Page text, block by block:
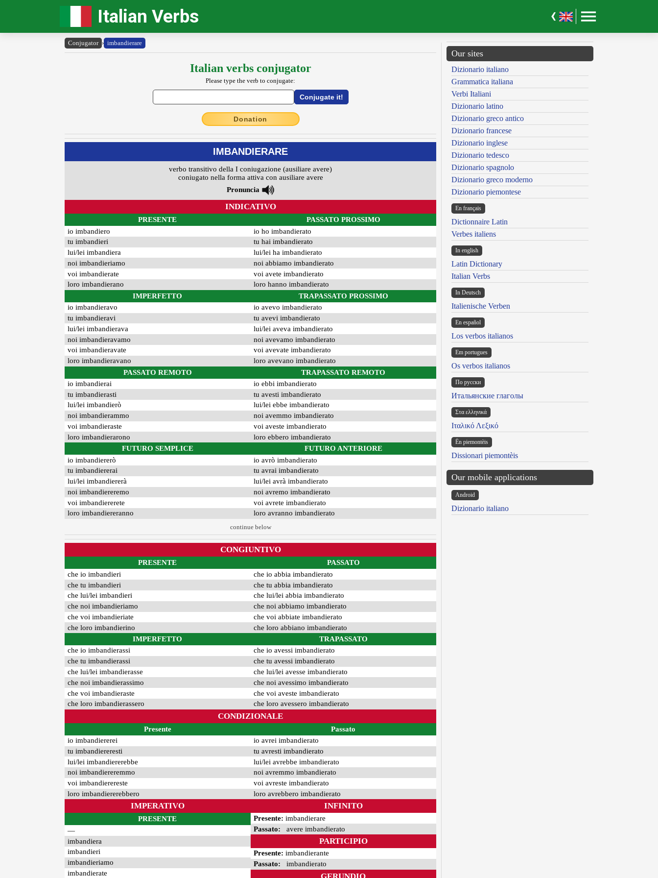
Italian Verbs
Conjugator › imbandierare
Italian verbs conjugator
Please type the verb to conjugate:
Donation
IMBANDIERARE
verbo transitivo della I coniugazione (ausiliare avere)
coniugato nella forma attiva con ausiliare avere
Pronuncia
INDICATIVO
PRESENTE
io imbandiero
tu imbandieri
lui/lei imbandiera
noi imbandieriamo
voi imbandierate
loro imbandierano
IMPERFETTO
io imbandieravo
tu imbandieravi
lui/lei imbandierava
noi imbandieravamo
voi imbandieravate
loro imbandieravano
PASSATO REMOTO
io imbandierai
tu imbandierasti
lui/lei imbandierò
noi imbandierammo
voi imbandieraste
loro imbandierarono
FUTURO SEMPLICE
io imbandiererò
tu imbandiererai
lui/lei imbandiererà
noi imbandiereremo
voi imbandiererete
loro imbandiereranno
PASSATO PROSSIMO
io ho imbandierato
tu hai imbandierato
lui/lei ha imbandierato
noi abbiamo imbandierato
voi avete imbandierato
loro hanno imbandierato
TRAPASSATO PROSSIMO
io avevo imbandierato
tu avevi imbandierato
lui/lei aveva imbandierato
noi avevamo imbandierato
voi avevate imbandierato
loro avevano imbandierato
TRAPASSATO REMOTO
io ebbi imbandierato
tu avesti imbandierato
lui/lei ebbe imbandierato
noi avemmo imbandierato
voi aveste imbandierato
loro ebbero imbandierato
FUTURO ANTERIORE
io avrò imbandierato
tu avrai imbandierato
lui/lei avrà imbandierato
noi avremo imbandierato
voi avrete imbandierato
loro avranno imbandierato
continue below
CONGIUNTIVO
PRESENTE
che io imbandieri
che tu imbandieri
che lui/lei imbandieri
che noi imbandieriamo
che voi imbandieriate
che loro imbandierino
IMPERFETTO
che io imbandierassi
che tu imbandierassi
che lui/lei imbandierasse
che noi imbandierassimo
che voi imbandieraste
che loro imbandierassero
PASSATO
che io abbia imbandierato
che tu abbia imbandierato
che lui/lei abbia imbandierato
che noi abbiamo imbandierato
che voi abbiate imbandierato
che loro abbiano imbandierato
TRAPASSATO
che io avessi imbandierato
che tu avessi imbandierato
che lui/lei avesse imbandierato
che noi avessimo imbandierato
che voi aveste imbandierato
che loro avessero imbandierato
CONDIZIONALE
Presente
io imbandiererei
tu imbandiereresti
lui/lei imbandiererebbe
noi imbandiereremmo
voi imbandierereste
loro imbandiererebbero
Passato
io avrei imbandierato
tu avresti imbandierato
lui/lei avrebbe imbandierato
noi avremmo imbandierato
voi avreste imbandierato
loro avrebbero imbandierato
IMPERATIVO
PRESENTE
—
imbandiera
imbandieri
imbandieriamo
imbandierate
INFINITO
Presente: imbandierare
Passato: avere imbandierato
PARTICIPIO
Presente: imbandierante
Passato: imbandierato
GERUNDIO
Our sites
Dizionario italiano
Grammatica italiana
Verbi Italiani
Dizionario latino
Dizionario greco antico
Dizionario francese
Dizionario inglese
Dizionario tedesco
Dizionario spagnolo
Dizionario greco moderno
Dizionario piemontese
En français
Dictionnaire Latin
Verbes italiens
In english
Latin Dictionary
Italian Verbs
In Deutsch
Italienische Verben
En español
Los verbos italianos
Em portugues
Os verbos italianos
По русски
Итальянские глаголы
Στα ελληνικά
Ιταλικό Λεξικό
Ën piemontèis
Dissionari piemontèis
Our mobile applications
Android
Dizionario italiano